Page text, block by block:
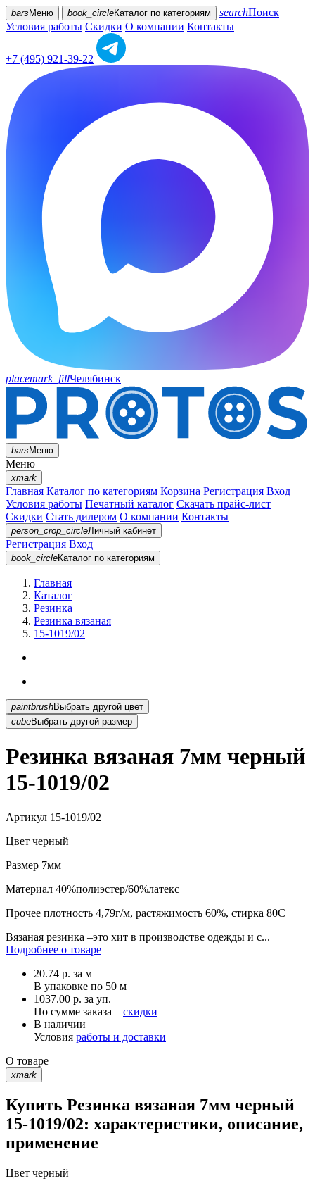
bars Меню book_circleКаталог по категориям searchПоиск
Условия работы Скидки О компании Контакты
+7 (495) 921-39-22
placemark_fillЧелябинск
barsМеню
Меню
xmark
Главная Каталог по категориям Корзина Регистрация Вход
Условия работы Печатный каталог Скачать прайс-лист
Скидки Стать дилером О компании Контакты
person_crop_circleЛичный кабинет
Регистрация Вход
book_circleКаталог по категориям
Главная
Каталог
Резинка
Резинка вязаная
15-1019/02
paintbrush
Выбрать другой цвет
cubeВыбрать другой размер
Резинка вязаная 7мм черный
15-1019/02
Артикул 15-1019/02
Цвет черный
Размер 7мм
Материал 40%полиэстер/60%латекс
Прочее плотность 4,79г/м, растяжимость 60%, стирка 80С
Вязаная резинка –это хит в производстве одежды и с...
Подробнее о товаре
20.74 р. за м
В упаковке по 50 м
1037.00 р. за уп.
По сумме заказа – скидки
В наличии
Условия работы и доставки
О товаре
xmark
Купить Резинка вязаная 7мм черный
15-1019/02: характеристики, описание,
применение
Цвет черный